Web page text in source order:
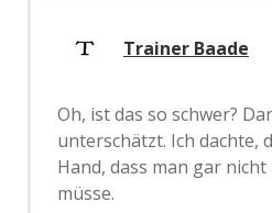
Trainer Baade
Oh, ist das so schwer?
unterschätzt. Ich dachte,
Hand, dass man gar
müsse.